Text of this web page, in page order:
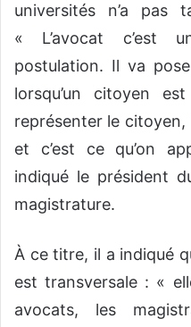
universités n’a pas
« L’avocat c’est
postulation. Il va
lorsqu’un citoyen
représenter le
et c’est ce qu’on
indiqué le président
magistrature.
À ce titre, il a indiqué
est transversale : «
avocats, les